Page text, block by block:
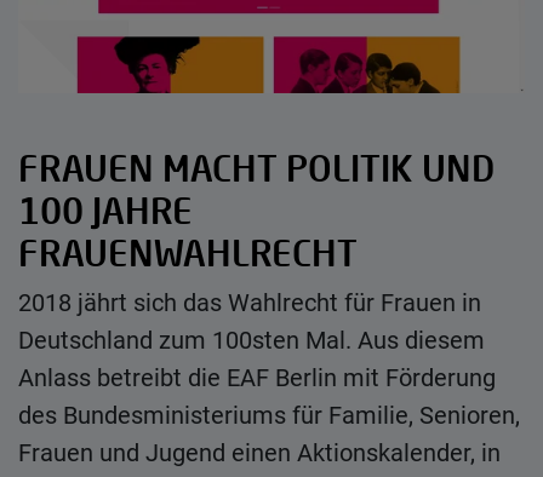
FRAUEN MACHT POLITIK UND
100 JAHRE
FRAUENWAHLRECHT
2018 jährt sich das Wahlrecht für Frauen in
Deutschland zum 100sten Mal. Aus diesem
Anlass betreibt die EAF Berlin mit Förderung
des Bundesministeriums für Familie, Senioren,
Frauen und Jugend einen Aktionskalender, in